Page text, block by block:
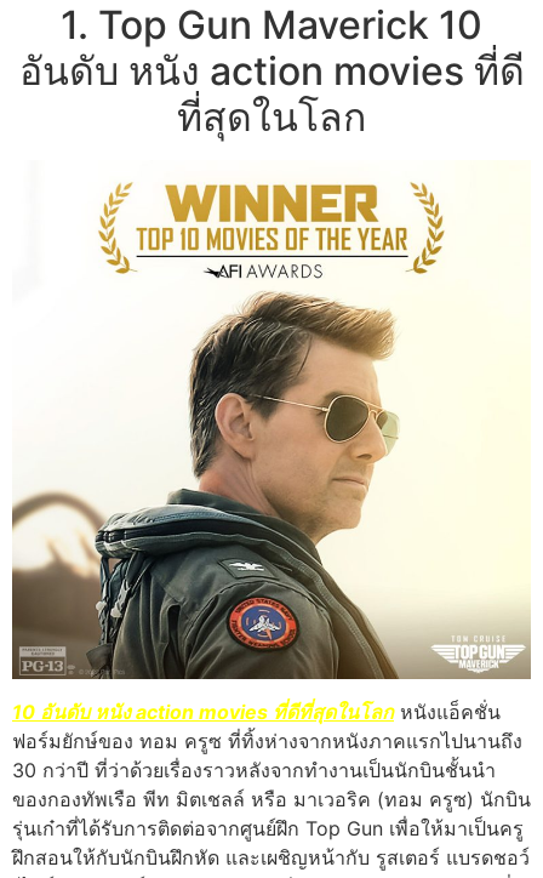
1. Top Gun Maverick 10
อันดับ หนัง action movies ที่ดี
ที่สุดในโลก
10 อันดับ หนัง action movies ที่ดีที่สุดในโลกหนังแอ็คชั่น
ฟอร์มยักษ์ของ ทอม ครูซ ที่ทิ้งห่างจากหนังภาคแรกไปนานถึง
30 กว่าปี ที่ว่าด้วยเรื่องราวหลังจากทำงานเป็นนักบินชั้นนำ
ของกองทัพเรือ พีท มิตเชลล์ หรือ มาเวอริค (ทอม ครูซ) นักบิน
รุ่นเก๋าที่ได้รับการติดต่อจากศูนย์ฝึก Top Gun เพื่อให้มาเป็นครู
ฝึกสอนให้กับนักบินฝึกหัด และเผชิญหน้ากับ รูสเตอร์ แบรดชอว์